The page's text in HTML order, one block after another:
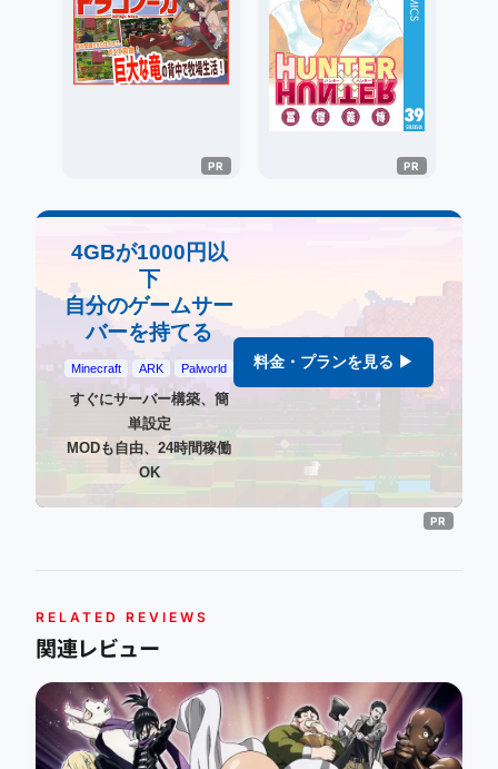
4GBが1000円以
下
自分のゲームサー
バーを持てる
Minecraft ARK Palworld
すぐにサーバー構築、簡
単設定
MODも自由、24時間稼働
OK
料金・プランを見る ▶
RELATED REVIEWS
関連レビュー